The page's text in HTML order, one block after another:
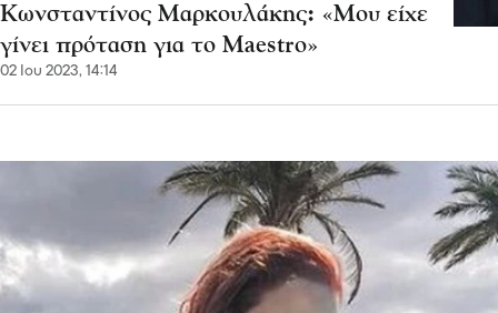
Κωνσταντίνος Μαρκουλάκης: «Μου είχε
γίνει πρόταση για το Maestro»
02 Ιου 2023, 14:14